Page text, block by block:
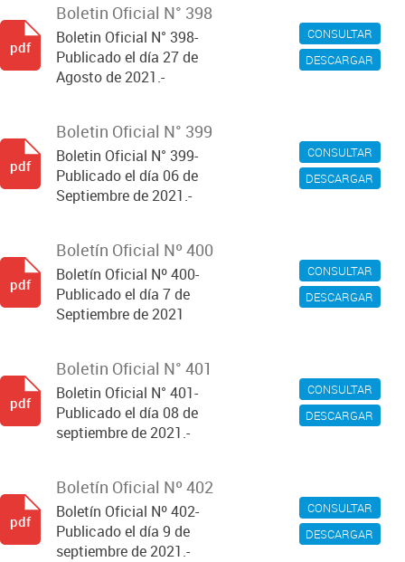
CONSULTAR
DESCARGAR
Boletin Oficial N° 398
Boletin Oficial N° 398-
Publicado el día 27 de
Agosto de 2021.-
pdf
CONSULTAR
DESCARGAR
Boletin Oficial N° 399
Boletin Oficial N° 399-
Publicado el día 06 de
Septiembre de 2021.-
pdf
CONSULTAR
DESCARGAR
Boletín Oficial Nº 400
Boletín Oficial Nº 400-
Publicado el día 7 de
Septiembre de 2021
pdf
CONSULTAR
DESCARGAR
Boletin Oficial N° 401
Boletin Oficial N° 401-
Publicado el día 08 de
septiembre de 2021.-
pdf
CONSULTAR
DESCARGAR
Boletín Oficial Nº 402
Boletín Oficial Nº 402-
Publicado el día 9 de
septiembre de 2021.-
pdf